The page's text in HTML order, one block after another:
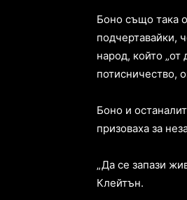
Боно също така
подчертавайки,
народ, който
потисничество,
Боно и
призоваха за
„Да се запази
Клейтън.